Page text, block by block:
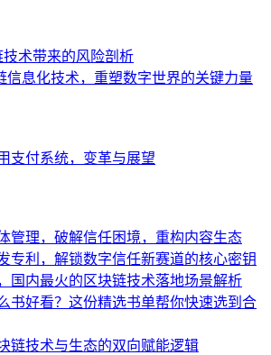
技术带来的风险剖析
信息化技术，重塑数字世界的关键力量
支付系统，变革与展望
管理，破解信任困境，重构内容生态
专利，解锁数字信任新赛道的核心密钥
国内最火的区块链技术落地场景解析
书好看？这份精选书单帮你快速选到合
链技术与生态的双向赋能逻辑